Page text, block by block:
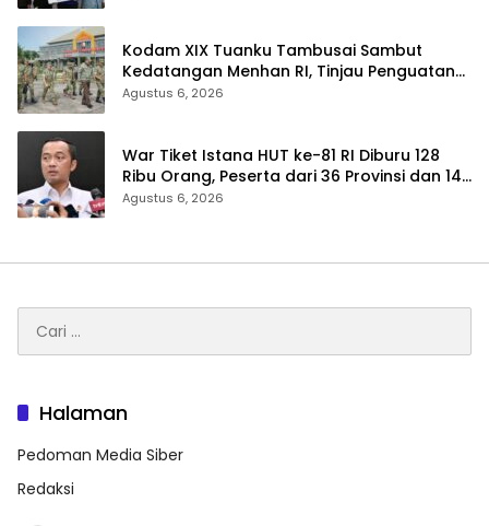
Kodam XIX Tuanku Tambusai Sambut
Kedatangan Menhan RI, Tinjau Penguatan
Yonif TP di Bengkalis dan Kampar
Agustus 6, 2026
War Tiket Istana HUT ke-81 RI Diburu 128
Ribu Orang, Peserta dari 36 Provinsi dan 14
Negara
Agustus 6, 2026
untuk:
Halaman
Pedoman Media Siber
Redaksi